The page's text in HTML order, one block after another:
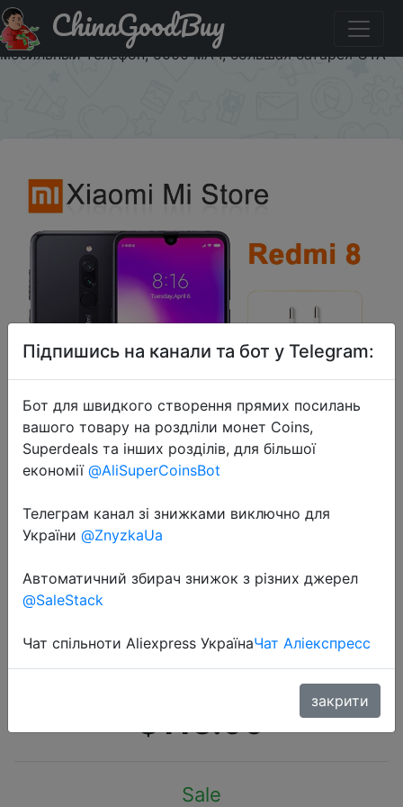
Придбати Xiaomi Redmi 8 3 ГБ, 32 ГБ, Восьмиядерный
процессор Snapdragon 439, двойная камера 12 Мп,
мобильный телефон, 5000 мАч, большая батарея OTA
ChinaGoodBuy
2019-10-10
Восьмиядерный процессор
Snapdragon 439, двойная камера
мАч, большая батарея OTA
$113.99
Sale
Підпишись на канали та бот у Telegram:
Бот для швидкого створення прямих посилань
вашого товару на роздліли монет Coins,
Superdeals та інших розділів, для більшої
економії @AliSuperCoinsBot
Телеграм канал зі знижками виключно для
України @ZnyzkaUa
Автоматичний збирач знижок з різних джерел
@SaleStack
Чат спільноти Aliexpress УкраїнаЧат Аліекспресс
закрити